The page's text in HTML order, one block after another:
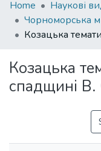
Communities
&
Collections
Statistics
Home
Козацька
спадщині В.